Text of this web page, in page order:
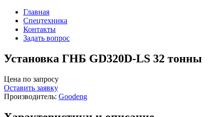
Главная
Спецтехника
Контакты
Задать вопрос
Установка ГНБ GD320D-LS 32 тонны
Цена по запросу
Оставить заявку
Производитель: Goodeng